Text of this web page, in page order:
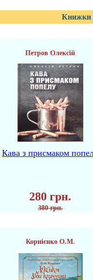
Книжки
Петров Олексій
Кава з присмаком
280 грн.
380 грн.
Корнієнко О.М.